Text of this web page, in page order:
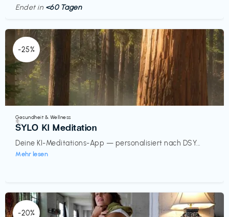
Endet in <60 Tagen
-25%
Gesundheit & Wellness
SYLO KI Meditation
Deine KI-Meditations-App — personalisiert nach DSY...
Mehr lesen
€‎
-20%